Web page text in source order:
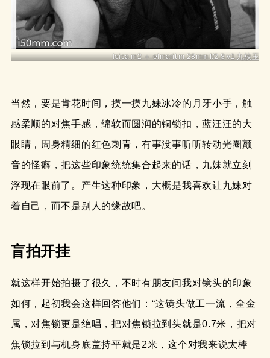
leica m2 ＋ elmarit m 28mm f/2.8 v1 九枚玉
当然，要是肯花时间，摸一摸九妹冰冷的月牙小手，触
感柔顺的对焦手感，绵软而圆润的铜锁扣，蓝汪汪的大
眼睛，周身精细的红色刺青，有事没事听听转动光圈颤
音的怪癖，把这些印象统统集合起来的话，九妹就立刻
浮现在眼前了。产生这种印象，大概是我喜欢让九妹对
着自己，而不是别人的缘故吧。
盲拍开挂
就这样开始拍摄了很久，不时有朋友问我对镜头的印象
如何，起初我会这样回答他们：“这镜头做工一流，全金
属，对焦锁更是绝唱，把对焦锁拉到头就是0.7米，把对
焦锁拉到与机身底盖持平就是2米，这个对我来说太棒